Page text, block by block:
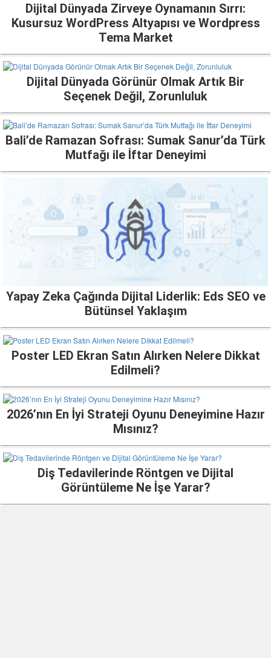
Dijital Dünyada Zirveye Oynamanın Sırrı:
Kusursuz WordPress Altyapısı ve Wordpress
Tema Market
Dijital Dünyada Görünür Olmak Artık Bir
Seçenek Değil, Zorunluluk
Bali’de Ramazan Sofrası: Sumak Sanur’da Türk
Mutfağı ile İftar Deneyimi
Yapay Zeka Çağında Dijital Liderlik: Eds SEO ve
Bütünsel Yaklaşım
Poster LED Ekran Satın Alırken Nelere Dikkat
Edilmeli?
2026’nın En İyi Strateji Oyunu Deneyimine Hazır
Mısınız?
Diş Tedavilerinde Röntgen ve Dijital
Görüntüleme Ne İşe Yarar?